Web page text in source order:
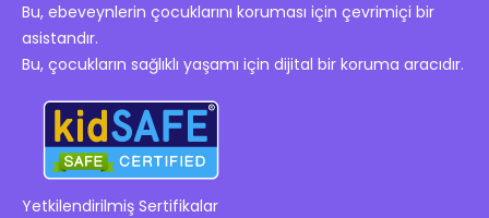
Bu, ebeveynlerin çocuklarını koruması için çevrimiçi bir
asistandır.
Bu, çocukların sağlıklı yaşamı için dijital bir koruma aracıdır.
Yetkilendirilmiş Sertifikalar